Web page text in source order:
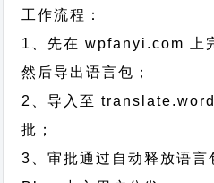
工作流程：
1、先在 wpfanyi.com 上
然后导出语言包；
2、导入至
批；
3、审批通过自动释放语